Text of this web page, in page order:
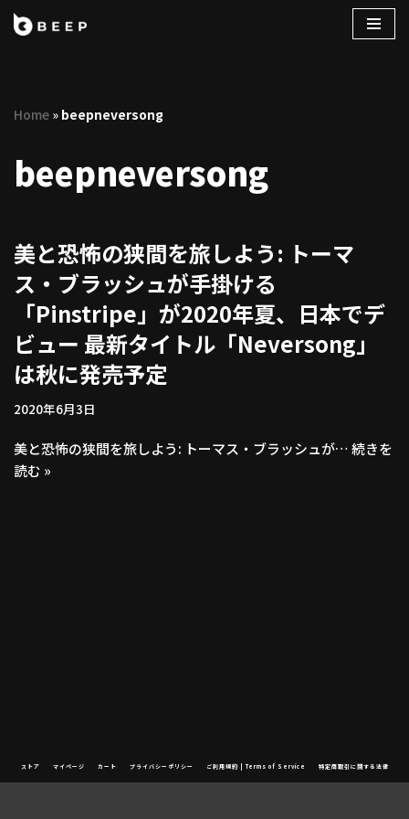
ン
へ
ス
プ
Home » beepneversong
beepneversong
美と恐怖の狭間を旅しよう: トーマ
ス・ブラッシュが手掛ける
「Pinstripe」が2020年夏、日本でデ
ビュー 最新タイトル「Neversong」
は秋に発売予定
2020年6月3日
美と恐怖の狭間を旅しよう: トーマス・ブラッシュが…続きを
読む »
ストア マイページ カート プライバシーポリシー ご利用規約 | Terms of Service 特定商取引に関する法律